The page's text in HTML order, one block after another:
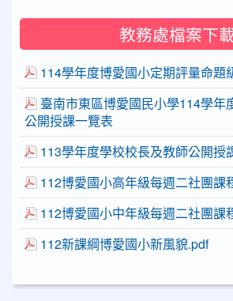
教務處檔案下
114學年度博愛國小定期評量命題
臺南市東區博愛國民小學114學年
公開授課一覽表
113學年度學校校長及教師公開授
112博愛國小高年級每週二社團課
112博愛國小中年級每週二社團課
112新課綱博愛國小新風貌.pdf